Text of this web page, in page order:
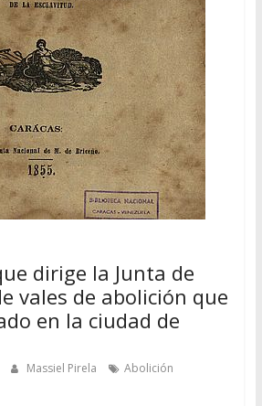
dirige la Junta de
vales de abolición que
en la ciudad de
Massiel Pirela
Abolición